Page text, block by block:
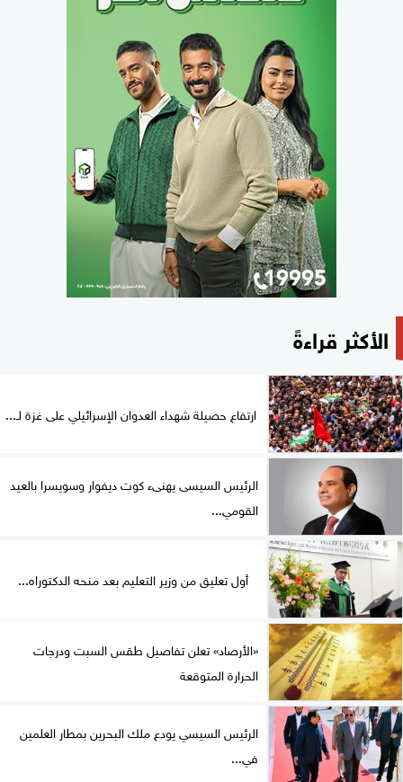
الأكثر قراءةً
ارتفاع حصيلة شهداء العدوان الإسرائيلي على غزة لـ...
الرئيس السيسى يهنىء كوت ديفوار وسويسرا بالعيد
القومي...
أول تعليق من وزير التعليم بعد منحه الدكتوراه...
«الأرصاد» تعلن تفاصيل طقس السبت ودرجات
الحرارة المتوقعة
الرئيس السيسي يودع ملك البحرين بمطار العلمين
في...